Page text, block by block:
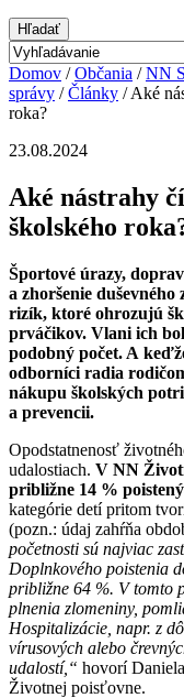
Hľadať
Domov / Občania / NN
správy / Články /Aké
roka?
23.08.2024
Aké nástrahy
školského
Športové úrazy,
a zhoršenie
rizík, ktoré ohrozujú
prváčikov. Vlani ich
podobný počet. A
odborníci radia
nákupu školských
a prevencii.
Opodstatnenosť
udalostiach. V NN
približne 14 %
kategórie detí pritom
(pozn.: údaj zahŕňa
početnosti sú najviac
Doplnkového poistenia
približne 64 %. V tomto
plnenia zlomeniny,
Hospitalizácie, napr. z
vírusových alebo
udalostí,“ hovorí
Životnej poisťovne.